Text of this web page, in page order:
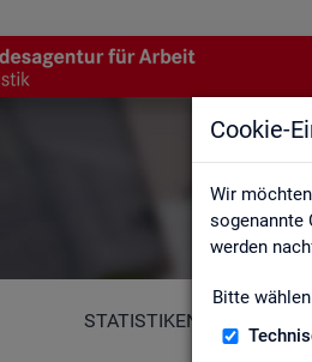
Cookie-
Wir
sogenannte
werden
Bitte
STATISTIKEN